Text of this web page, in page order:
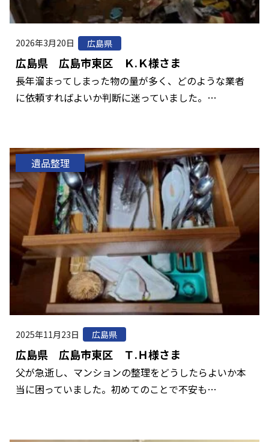
2026年3月20日 広島県
広島県 広島市東区 Ｋ.Ｋ様さま
長年溜まってしまった物の量が多く、どのような業者
に依頼すればよいか判断に迷っていました。…
遺品整理
2025年11月23日 広島県
広島県 広島市東区 Ｔ.Ｈ様さま
父が急逝し、マンションの整理をどうしたらよいか本
当に困っていました。初めてのことで不安も…